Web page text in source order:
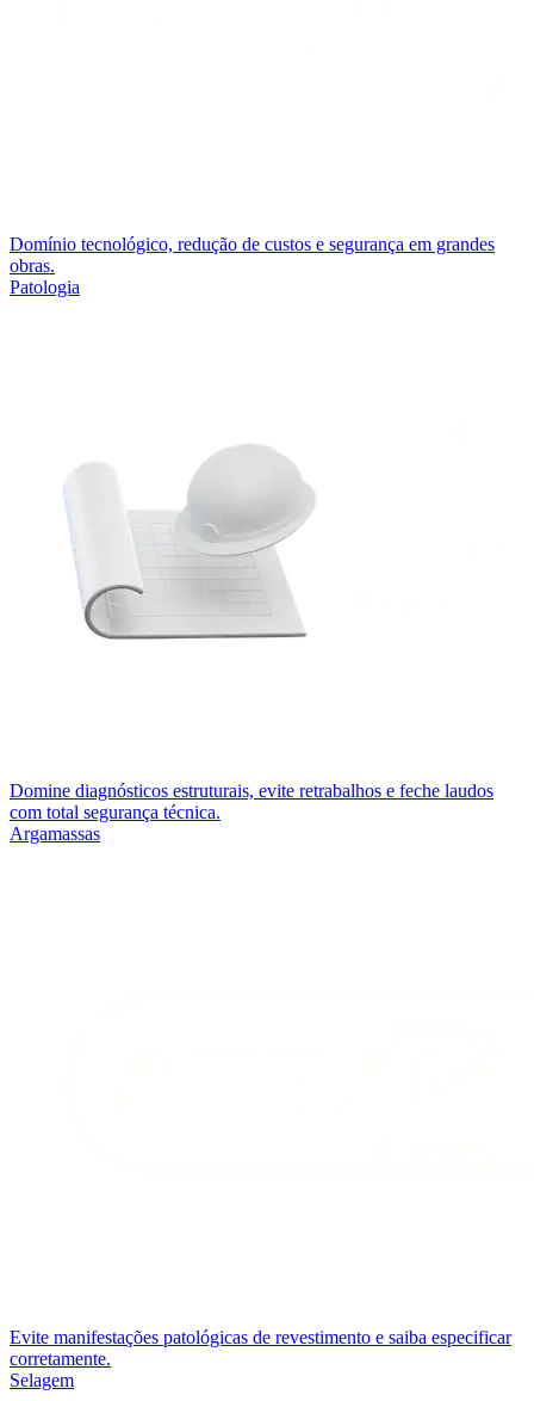
Domínio tecnológico, redução de custos e segurança em grandes
obras.
Patologia
Domine diagnósticos estruturais, evite retrabalhos e feche laudos
com total segurança técnica.
Argamassas
Evite manifestações patológicas de revestimento e saiba especificar
corretamente.
Selagem